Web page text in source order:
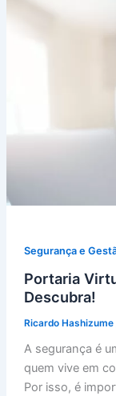
Segurança e
Portaria
Descubra!
Ricardo Hashizume
A segurança é
quem vive em
Por isso, é